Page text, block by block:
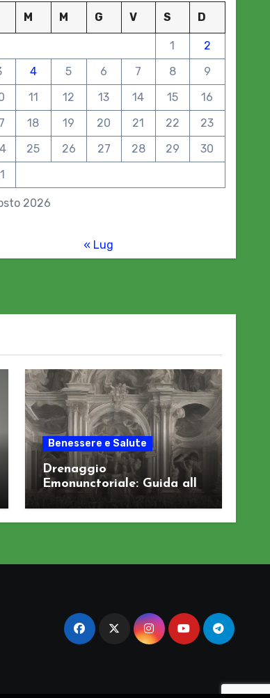
2026
M M G V S D
1
2
4 5 6 7 8
9
11 12 13 14 15
16
18 19 20 21 22
23
25 26 27 28 29
30
« Lug
Benessere e Salute
Drenaggio
Emonunctoriale: Guida alla